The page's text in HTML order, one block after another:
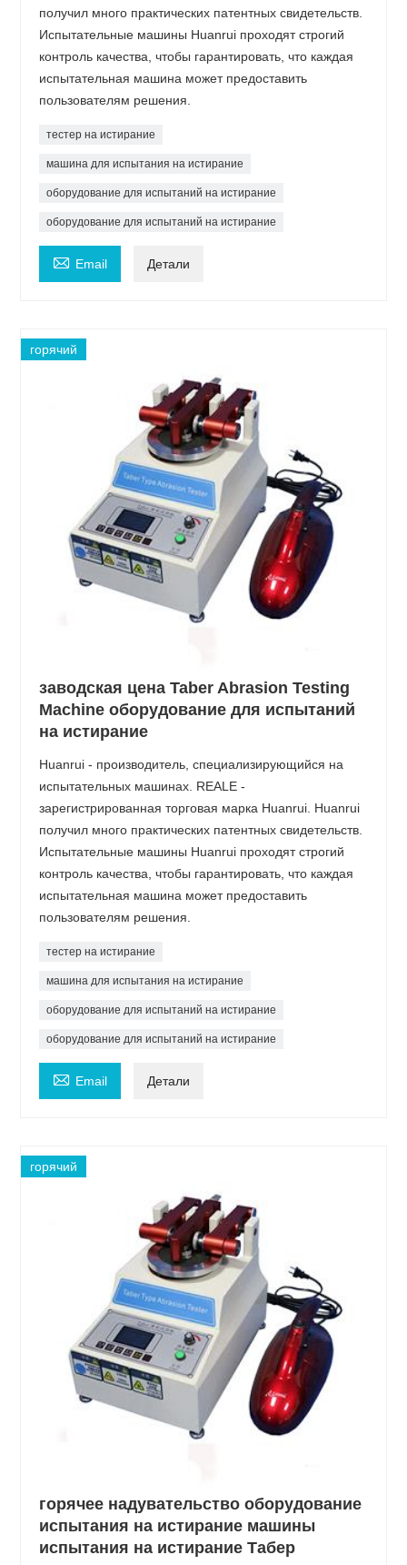
получил много практических патентных свидетельств.
Испытательные машины Huanrui проходят строгий
контроль качества, чтобы гарантировать, что каждая
испытательная машина может предоставить
пользователям решения.
тестер на истирание
машина для испытания на истирание
оборудование для испытаний на истирание
оборудование для испытаний на истирание
 Email Детали
горячий
заводская цена Taber Abrasion Testing
Machine оборудование для испытаний
на истирание
Huanrui - производитель, специализирующийся на
испытательных машинах. REALE -
зарегистрированная торговая марка Huanrui. Huanrui
получил много практических патентных свидетельств.
Испытательные машины Huanrui проходят строгий
контроль качества, чтобы гарантировать, что каждая
испытательная машина может предоставить
пользователям решения.
тестер на истирание
машина для испытания на истирание
оборудование для испытаний на истирание
оборудование для испытаний на истирание
 Email Детали
горячий
горячее надувательство оборудование
испытания на истирание машины
испытания на истирание Табер